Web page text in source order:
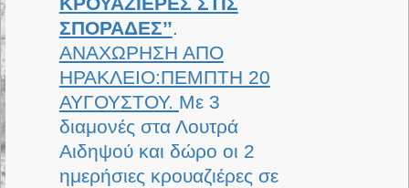
ΣΠΟΡΑΔΕΣ’’.
ΑΝΑΧΩΡΗΣΗ ΑΠΟ
ΗΡΑΚΛΕΙΟ:ΠΕΜΠΤΗ 20
ΑΥΓΟΥΣΤΟΥ. Με 3
διαμονές στα Λουτρά
Αιδηψού και δώρο οι 2
ημερήσιες κρουαζιέρες σε